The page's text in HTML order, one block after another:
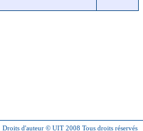
Droits d'auteur © UIT 2008 Tous droits réservés